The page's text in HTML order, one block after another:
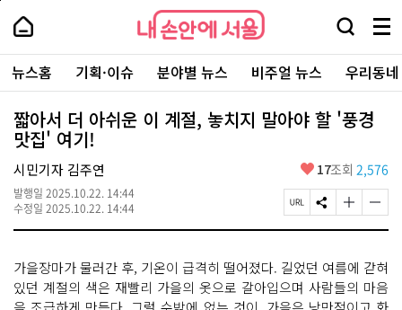
본
로
가
내
손
안
에
서
울
-
서
울
시
대
표
소
통
포
내
손
에
울
검
창
열
기
메
뉴
전
체
보
주
요
서
뉴스홈 기획·이슈 분야별 뉴스 비주얼 뉴스 우리동
짧아서 더 아쉬운 이 계절, 놓치지 말아야 할 '풍경
맛집' 여기!
시민기자 김주연
발행일 2025.10.22. 14:44
수정일 2025.10.22. 14:44
좋
요
17조회 2,576
페
이
R
L
복
S
N
유
하
기
글
자
크
게
변
글
자
작
게
변
가을장마가 물러간 후, 기온이 급격히 떨어졌다. 길었던 여름에 갇혀
있던 계절의 색은 재빨리 가을의 옷으로 갈아입으며 사람들의 마음
페
상
단
로